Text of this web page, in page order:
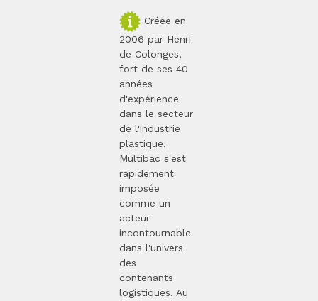
Créée en
2006 par Henri
de Colonges,
fort de ses 40
années
d'expérience
dans le secteur
de l'industrie
plastique,
Multibac s'est
rapidement
imposée
comme un
acteur
incontournable
dans l'univers
des
contenants
logistiques. Au